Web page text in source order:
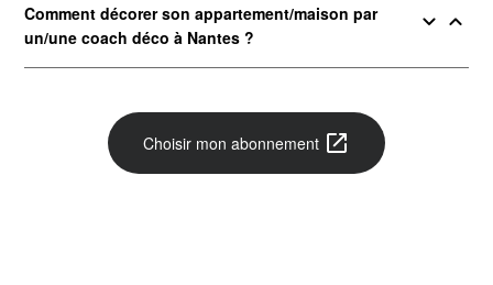
Comment décorer son appartement/maison par
un/une coach déco à Nantes ?
expand_more expand_less
Choisir mon abonnement open_in_new